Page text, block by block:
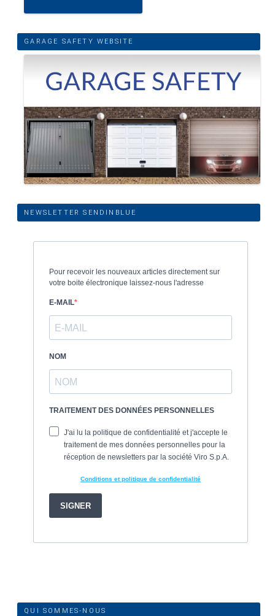
GARAGE SAFETY WEBSITE
NEWSLETTER SENDINBLUE
QUI SOMMES-NOUS